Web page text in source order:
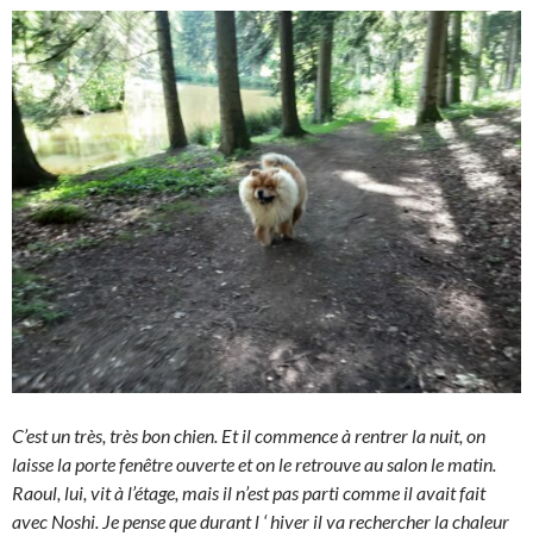
C’est un très, très bon chien. Et il commence à rentrer la nuit, on
laisse la porte fenêtre ouverte et on le retrouve au salon le matin.
Raoul, lui, vit à l’étage, mais il n’est pas parti comme il avait fait
avec Noshi. Je pense que durant l ‘ hiver il va rechercher la chaleur